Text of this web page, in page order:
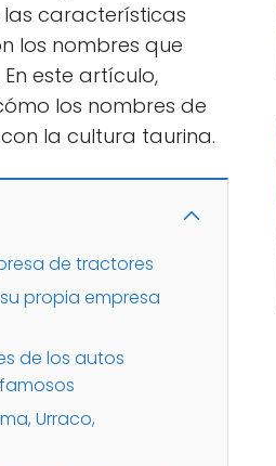
las características
los nombres que
este artículo,
los nombres de
la cultura taurina.
de tractores
propia empresa
de los autos
Urraco,